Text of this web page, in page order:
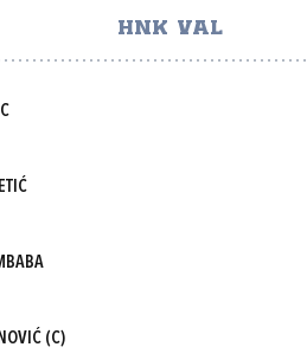
HNK VAL
(C)